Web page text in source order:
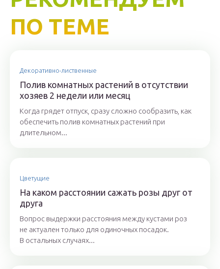
ПО ТЕМЕ
Декоративно-лиственные
Полив комнатных растений в отсутствии
хозяев 2 недели или месяц
Когда грядет отпуск, сразу сложно сообразить, как
обеспечить полив комнатных растений при
длительном...
Цветущие
На каком расстоянии сажать розы друг от
друга
Вопрос выдержки расстояния между кустами роз
не актуален только для одиночных посадок.
В остальных случаях...